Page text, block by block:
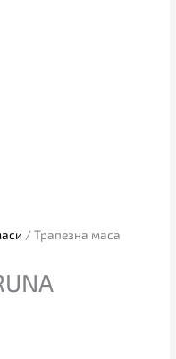
/ Трапезна маса